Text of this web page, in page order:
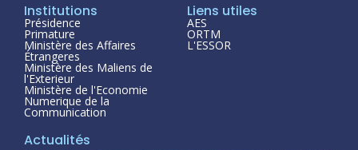
Institutions
Présidence
Primature
Ministère des Affaires
Étrangeres
Ministère des Maliens de
l'Exterieur
Ministère de l'Economie
Numerique de la
Communication
Liens utiles
AES
ORTM
L'ESSOR
Actualités